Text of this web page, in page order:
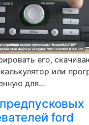
его,
или
для...
ford